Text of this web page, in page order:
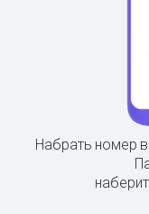
Набрать номер